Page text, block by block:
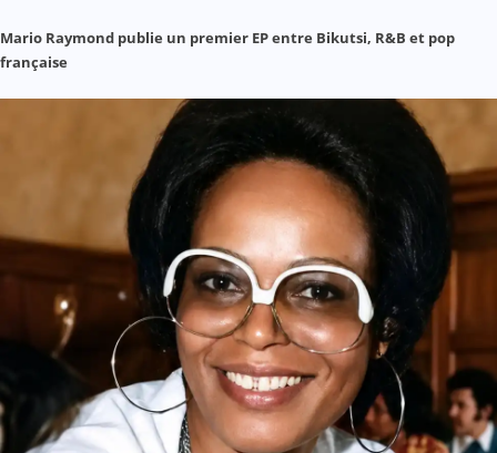
Mario Raymond publie un premier EP entre Bikutsi, R&B et pop
française